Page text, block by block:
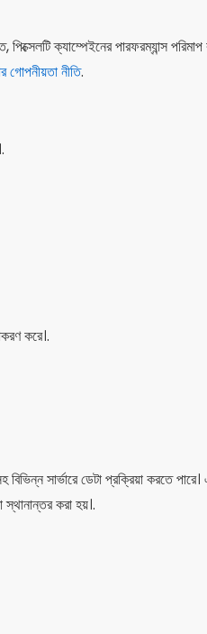
ক্যাম্পেইনের পারফরম্যান্স
গোপনীয়তা নীতি.
করে।.
বিভিন্ন সার্ভারে ডেটা প্রক্রিয়া করতে
করা হয়।.